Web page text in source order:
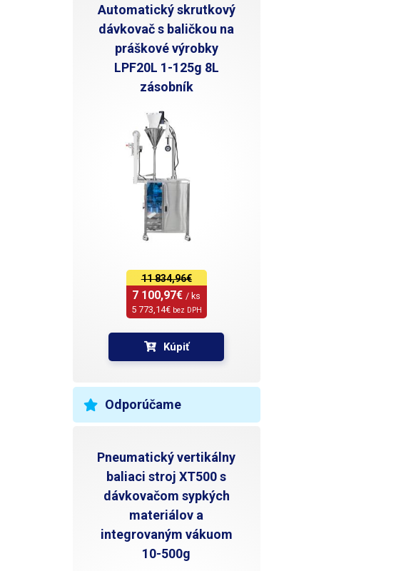
Automatický skrutkový
dávkovač s baličkou na
práškové výrobky
LPF20L 1-125g 8L
zásobník
11 834,96€
7 100,97€ / ks
5 773,14€ bez DPH
Kúpiť
Odporúčame
Pneumatický vertikálny
baliaci stroj XT500 s
dávkovačom sypkých
materiálov a
integrovaným vákuom
10-500g